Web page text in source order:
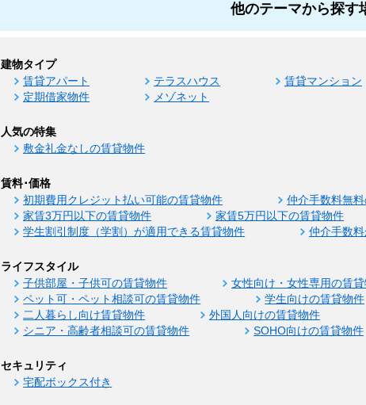
他のテーマから探す
建物タイプ
賃貸アパート テラスハウス 賃貸マンション
定期借家物件
メゾネット
人気の特集
敷金礼金なしの賃貸物件
賃料･価格
初期費用クレジット払い可能の賃貸物件 仲介手数料無
家賃3万円以下の賃貸物件
家賃5万円以下の賃貸物件
学生割引制度（学割）が適用できる賃貸物件
仲介手数
ライフスタイル
子供部屋・子供可の賃貸物件 女性向け・女性専用の賃
ペット可・ペット相談可の賃貸物件
学生向けの賃貸物件
二人暮らし向け賃貸物件
外国人向けの賃貸物件
シニア・高齢者相談可の賃貸物件
SOHO向けの賃貸物件
セキュリティ
宅配ボックス付き